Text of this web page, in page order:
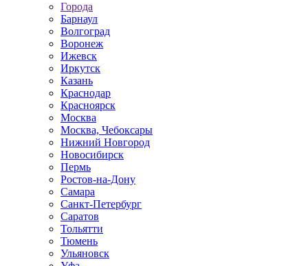
Города
Барнаул
Волгоград
Воронеж
Ижевск
Иркутск
Казань
Краснодар
Красноярск
Москва
Москва, Чебоксары
Нижний Новгород
Новосибирск
Пермь
Ростов-на-Дону
Самара
Санкт-Петербург
Саратов
Тольятти
Тюмень
Ульяновск